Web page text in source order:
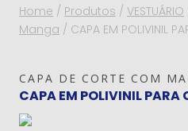
Home / Produtos / VESTUÁRIO
Manga / CAPA EM POLIVINIL
CAPA DE CORTE COM
CAPA EM POLIVINIL PARA